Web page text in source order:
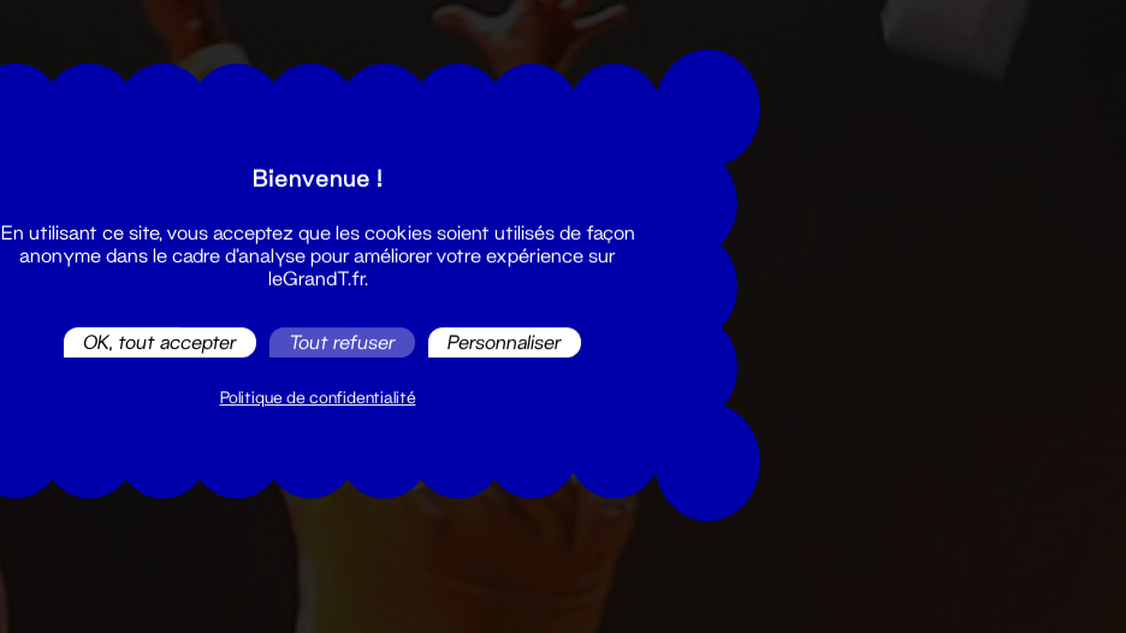
Bienvenue !
En utilisant ce site, vous acceptez que les cookies soient utilisés de façon
anonyme dans le cadre d'analyse pour améliorer votre expérience sur
leGrandT.fr.
OK, tout accepter Tout refuser Personnaliser
Politique de confidentialité